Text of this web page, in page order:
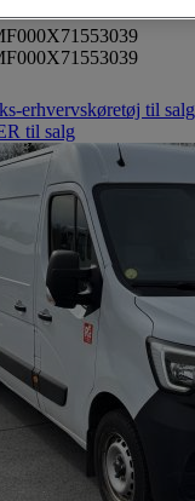
erhvervskøretøj til salg
til salg